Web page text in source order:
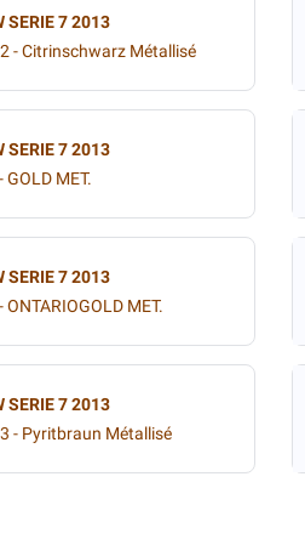
SERIE 7 2013
- Citrinschwarz Métallisé
SERIE 7 2013
GOLD MET.
SERIE 7 2013
ONTARIOGOLD MET.
SERIE 7 2013
- Pyritbraun Métallisé